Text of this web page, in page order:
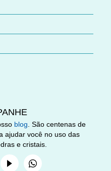
blog. São centenas de
ajudar você no uso das
e cristais.
YoutubeWhatsapp